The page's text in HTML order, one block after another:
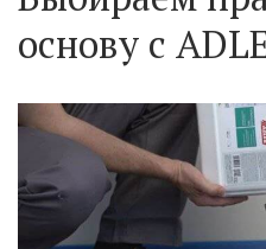
основу с